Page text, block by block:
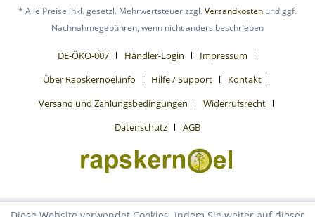
* Alle Preise inkl. gesetzl. Mehrwertsteuer zzgl.Versandkosten und ggf.
Nachnahmegebühren, wenn nicht anders beschrieben
DE-ÖKO-007 Händler-Login
Impressum
Über Rapskernoel.info
Hilfe / Support
Kontakt
Versand und Zahlungsbedingungen
Widerrufsrecht
Datenschutz
AGB